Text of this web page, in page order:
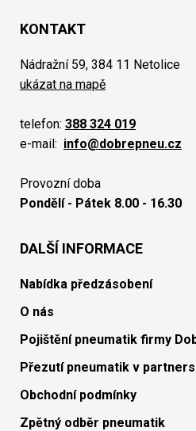
KONTAKT
Nádražní 59, 384 11 Netolice
ukázat na mapě
telefon: 388 324 019
e-mail: info@dobrepneu.cz
Provozní doba
Pondělí - Pátek 8.00 - 16.30
DALŠÍ INFORMACE
Nabídka předzásobení
O nás
Pojištění pneumatik firmy
Přezutí pneumatik v
Obchodní podmínky
Zpětný odběr pneumatik